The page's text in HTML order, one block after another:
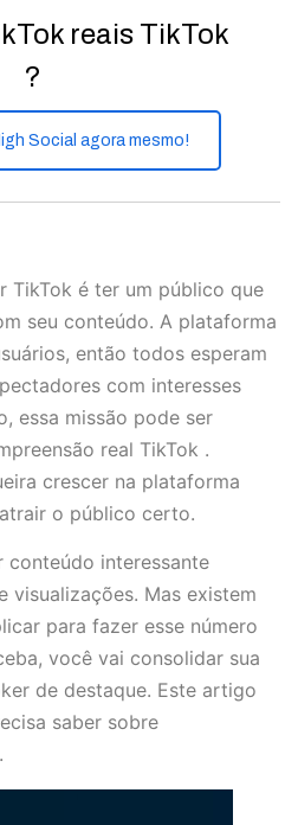
reais TikTok
?
Social agora mesmo!
TikTok é ter um público que
seu conteúdo. A plataforma
então todos esperam
com interesses
essa missão pode ser
real TikTok .
crescer na plataforma
o público certo.
conteúdo interessante
visualizações. Mas existem
para fazer esse número
você vai consolidar sua
de destaque. Este artigo
saber sobre